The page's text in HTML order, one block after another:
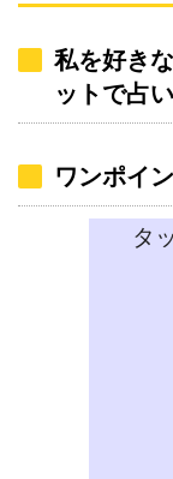
私を好き
ットで占
ワンポイ
タ